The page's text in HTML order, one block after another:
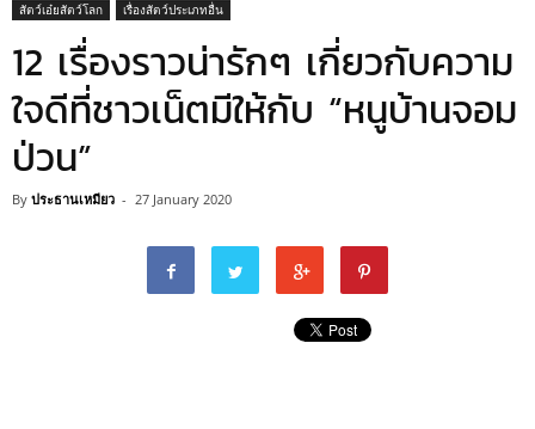
สัตว์เอ๋ยสัตว์โลก เรื่องสัตว์ประเภทอื่น
12 เรื่องราวน่ารักๆ เกี่ยวกับความ
ใจดีที่ชาวเน็ตมีให้กับ “หนูบ้านจอม
ป่วน”
By ประธานเหมียว - 27 January 2020